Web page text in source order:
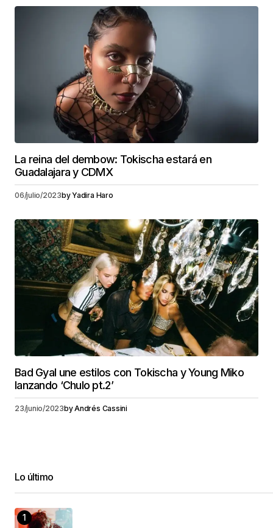
La reina del dembow: Tokischa estará en
Guadalajara y CDMX
06/julio/2023byYadira Haro
Bad Gyal une estilos con Tokischa y Young Miko
lanzando ‘Chulo pt.2’
23/junio/2023byAndrés Cassini
Lo último